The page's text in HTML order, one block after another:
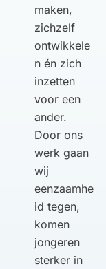
maken,
zichzelf
ontwikkele
n én zich
inzetten
voor een
ander.
Door ons
werk gaan
wij
eenzaamhe
id tegen,
komen
jongeren
sterker in